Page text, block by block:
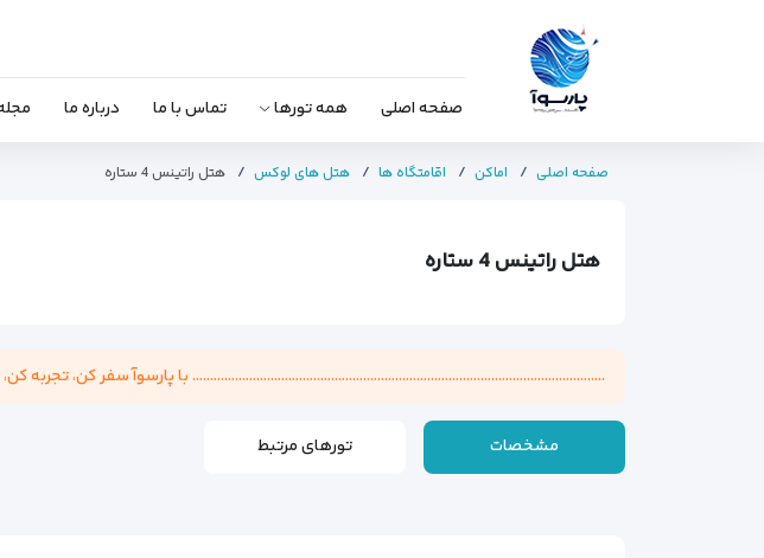
صفحه اصلی همه تورها تماس با ما درباره ما
صفحه اصلی اماکن اقامتگاه ها هتل های لوکس هتل راتینس 4 ستاره
هتل راتینس 4 ستاره
.................................................................................................................... با پارسوآ سفر کن، تجربه
مشخصات تورهای مرتبط